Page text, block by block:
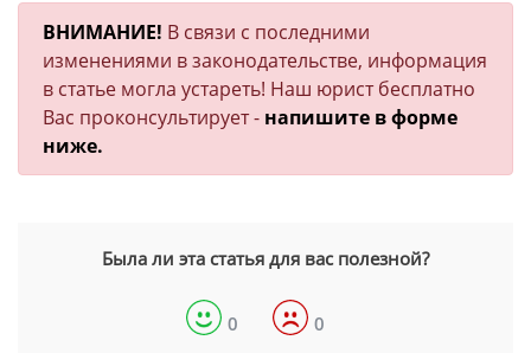
ВНИМАНИЕ! В связи с последними
изменениями в законодательстве, информация
в статье могла устареть! Наш юрист бесплатно
Вас проконсультирует - напишите в форме
ниже.
Была ли эта статья для вас полезной?
0 0